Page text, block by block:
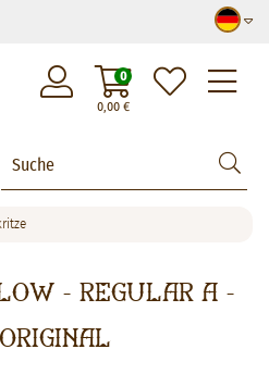
0,00€
0
- Regular A -